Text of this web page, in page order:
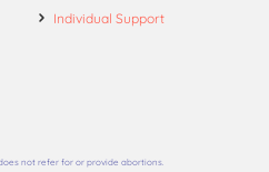
Individual Support
not refer for or provide abortions.